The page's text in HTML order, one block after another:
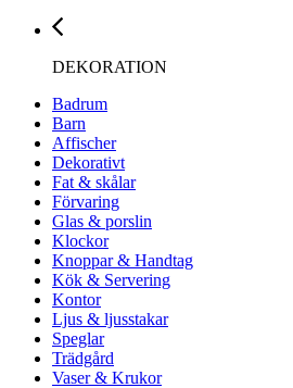
DEKORATION
Badrum
Barn
Affischer
Dekorativt
Fat & skålar
Förvaring
Glas & porslin
Klockor
Knoppar & Handtag
Kök & Servering
Kontor
Ljus & ljusstakar
Speglar
Trädgård
Vaser & Krukor